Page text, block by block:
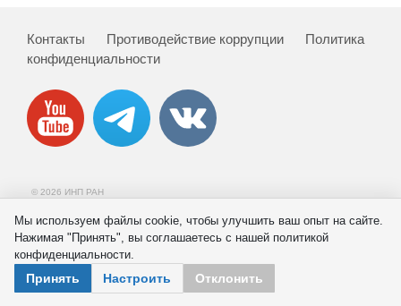
Материалы для СМИ
Публикации
Научная жизнь
О журнале
Номера журналов
Контакты Противодействие коррупции
Политика
конфиденциальности
© 2026 ИНП РАН
Мы используем файлы cookie, чтобы улучшить ваш опыт на сайте.
Нажимая "Принять", вы соглашаетесь с нашей политикой
конфиденциальности.
Принять Настроить Отклонить